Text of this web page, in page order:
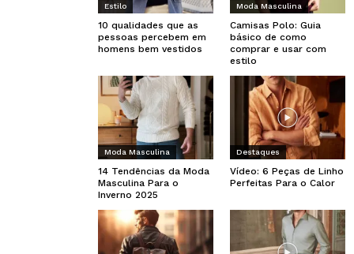
Estilo
10 qualidades que as
pessoas percebem em
homens bem vestidos
Moda Masculina
Camisas Polo: Guia
básico de como
comprar e usar com
estilo
Moda Masculina
14 Tendências da Moda
Masculina Para o
Inverno 2025
Destaques
Vídeo: 6 Peças de Linho
Perfeitas Para o Calor